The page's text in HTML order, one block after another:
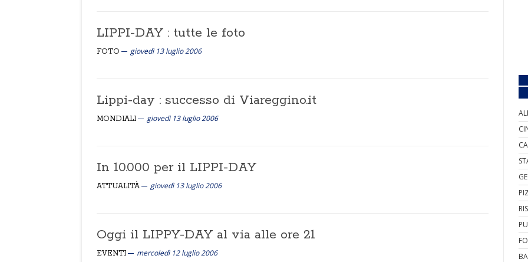
LIPPI-DAY : tutte le foto
FOTO giovedì 13 luglio 2006
Lippi-day : successo di Viareggino.it
MONDIALI giovedì 13 luglio 2006
In 10.000 per il LIPPI-DAY
ATTUALITÀ giovedì 13 luglio 2006
Oggi il LIPPY-DAY al via alle ore 21
EVENTI mercoledì 12 luglio 2006